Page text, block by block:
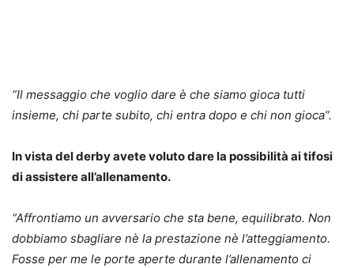
“Il messaggio che voglio dare è che siamo gioca tutti
insieme, chi parte subito, chi entra dopo e chi non gioca”.
In vista del derby avete voluto dare la possibilità ai tifosi
di assistere all’allenamento.
“Affrontiamo un avversario che sta bene, equilibrato. Non
dobbiamo sbagliare nè la prestazione nè l’atteggiamento.
Fosse per me le porte aperte durante l’allenamento ci